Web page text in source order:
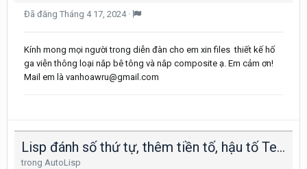
Đã đăng Tháng 4 17, 2024 ·
Kính mong mọi người trong diễn đàn cho em xin files thiết kế hố
ga viễn thông loại nắp bê tông và nắp composite ạ. Em cảm ơn!
Mail em là vanhoawru@gmail.com
Lisp đánh số thứ tự, thêm tiền tố, hậu tố Text, Block Att, Dim
trong AutoLisp